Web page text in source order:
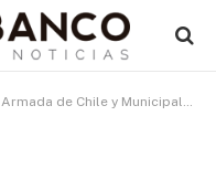
Armada de Chile y Municipalidad de Chonchi coordinan trabajos de remoción de machas con marea roja